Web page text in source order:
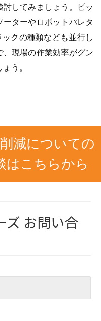
してみましょう。ピッ
ターやロボットパレタ
クの種類なども並行し
現場の作業効率がグン
う。
減についての
はこちらから